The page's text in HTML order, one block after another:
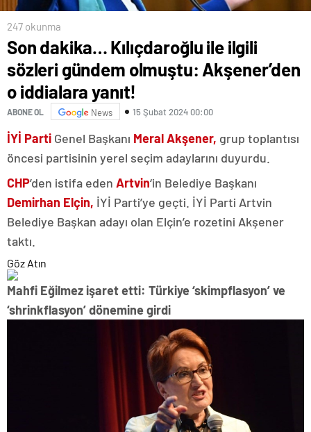
247 okunma
Son dakika… Kılıçdaroğlu ile ilgili
sözleri gündem olmuştu: Akşener’den
o iddialara yanıt!
ABONE OL News 15 Şubat 2024 00:00
İYİ Parti Genel Başkanı Meral Akşener, grup toplantısı
öncesi partisinin yerel seçim adaylarını duyurdu.
CHP’den istifa eden Artvin‘in Belediye Başkanı
Demirhan Elçin, İYİ Parti’ye geçti. İYİ Parti Artvin
Belediye Başkan adayı olan Elçin’e rozetini Akşener
taktı.
Göz Atın
Mahfi Eğilmez işaret etti: Türkiye ‘skimpflasyon’ ve
‘shrinkflasyon’ dönemine girdi